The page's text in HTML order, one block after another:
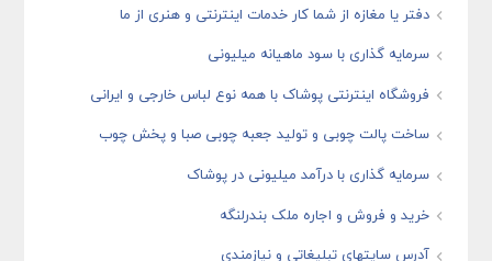
دفتر یا مغازه از شما کار خدمات اینترنتی و هنری از ما
سرمایه گذاری با سود ماهیانه میلیونی
فروشگاه اینترنتی پوشاک با همه نوع لباس خارجی و ایرانی
ساخت پالت چوبی و تولید جعبه چوبی صبا و پخش چوب
سرمایه گذاری با درآمد میلیونی در پوشاک
خرید و فروش و اجاره ملک بندرلنگه
آدرس سایتهای تبلیغاتی و نیازمندی